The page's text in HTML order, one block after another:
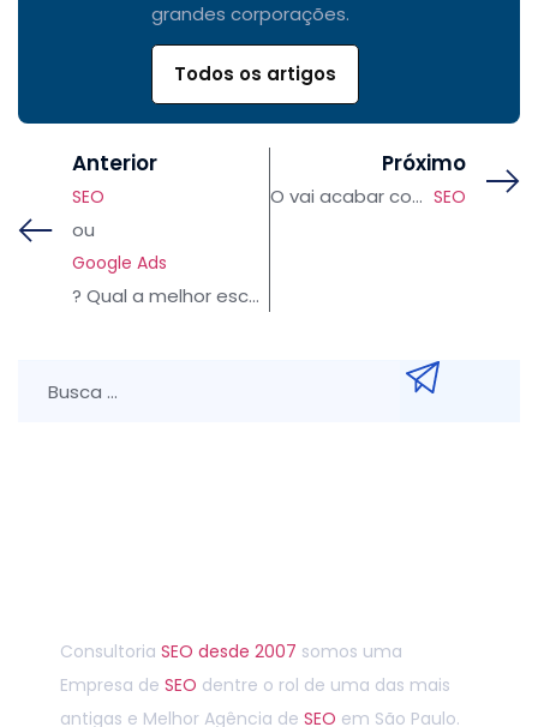
grandes corporações.
Todos os artigos
Anterior
SEO
ou
Google Ads
? Qual a melhor escolha?
Próximo
O SEO
vai acabar com a chegada da IA? Spoiler: vai mudar, não vai morrer.
Consultoria SEO desde 2007 somos uma
Empresa de SEO dentre o rol de uma das mais
antigas e Melhor Agência de SEO em São Paulo.